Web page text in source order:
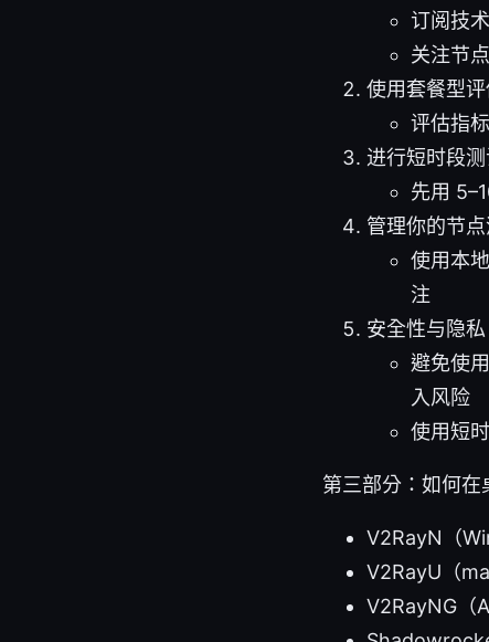
订阅技
关注节
使用套餐型
评估指
进行短时段
先用
管理你的节
使用本
注
安全性与隐私
避免使
入风险
使用短
第三部分：如何
V2RayN（
V2RayU（
V2RayNG（